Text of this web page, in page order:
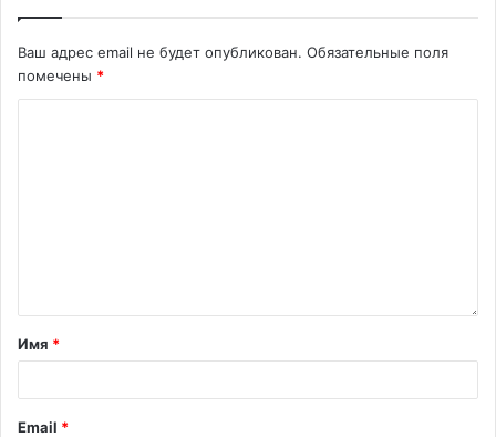
Ваш адрес email не будет опубликован. Обязательные поля
помечены *
Имя *
Email *